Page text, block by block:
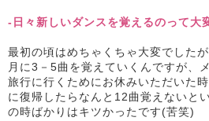
-日々新しいダンスを覚えるのって大
最初の頃はめちゃくちゃ大変でした
月に3－5曲を覚えていくんですが、
旅行に行くためにお休みいただいた
に復帰したらなんと12曲覚えないと
の時ばかりはキツかったです(苦笑)